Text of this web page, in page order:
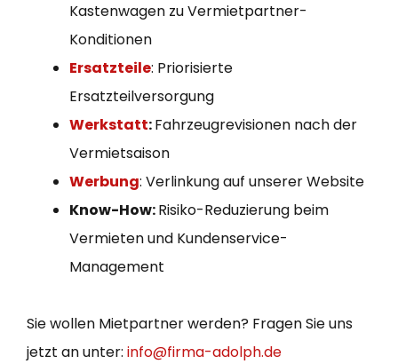
Kastenwagen zu Vermietpartner-
Konditionen
Ersatzteile: Priorisierte
Ersatzteilversorgung
Werkstatt:Fahrzeugrevisionen nach der
Vermietsaison
Werbung: Verlinkung auf unserer Website
Know-How:Risiko-Reduzierung beim
Vermieten und Kundenservice-
Management
Sie wollen Mietpartner werden? Fragen Sie uns
jetzt an unter: info@firma-adolph.de